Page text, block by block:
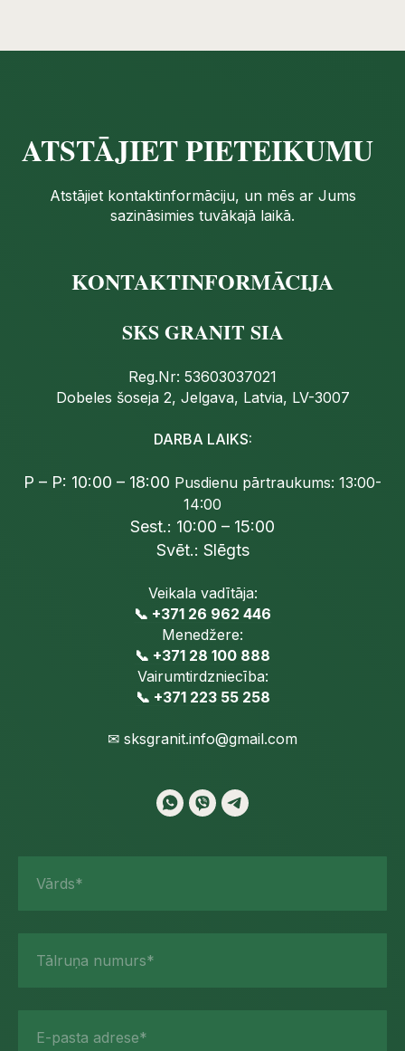
ATSTĀJIET PIETEIKUMU
Atstājiet kontaktinformāciju, un mēs ar Jums
sazināsimies tuvākajā laikā.
KONTAKTINFORMĀCIJA
SKS GRANIT SIA
Reg.Nr: 53603037021
Dobeles šoseja 2, Jelgava, Latvia, LV-3007
DARBA LAIKS:
P – P: 10:00 – 18:00 Pusdienu pārtraukums: 13:00-
14:00
Sest.: 10:00 – 15:00
Svēt.: Slēgts
Veikala vadītāja:
📞 +371 26 962 446
Menedžere:
📞 +371 28 100 888
Vairumtirdzniecība:
📞 +371 223 55 258
✉ sksgranit.info@gmail.com
Vārds*
Tālruņa numurs*
E-pasta adrese*